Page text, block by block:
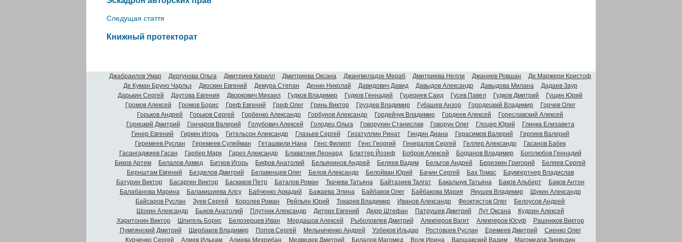
Следущая стаття
Книжный протекторат
Джабраилов Умар Дергунова Ольга Дмитриев Кирилл Дмитриева Оксана Джангвеладзе Мераб Дмитриева Нелли Джаниев Ровшан
Де Маржери Кристоф
Де Куман Бруно Чарльз
Двоскин Евгений Демура Степан Денин Николай Давидович Давид Давыдов Александр Давыдова Милана
Дадаев Заур
Дарькин Сергей
Даутова Евгения Дворкович Михаил Гудков Владимир Гудков Геннадий Гуцериев Саид Гусев Павел Гудков Дмитрий
Гущин Юрий
Громов Алексей
Громов Борис Греф Евгений Греф Олег Гринь Виктор Груздев Владимир Губашев Анзор Городецкий Владимир
Горчев Олег
Горьков Андрей
Горьков Сергей Горбенко Александр Горбунов Александр Гордейчук Владимир Гордеев Алексей
Гореславский Алексей
Горицкий Дмитрий
Гончаров Валерий Голубович Алексей Голодец Ольга Говорухин Станислав Говорун Олег Глоцер Юрий
Глинка Елизавета
Гинер Евгений
Гиркин Игорь Гительсон Александр Глазьев Сергей Гизатуллин Ринат Гиндин Диана Герасимов Валерий
Гергиев Валерий
Геремеев Руслан
Геремеев Сулейман Геташвили Нана Генс Филипп Генс Георгий Генералов Сергей Геллер Александр
Гасанов Бабек
Гасангаджиев Гасан
Гарбер Марк Гарез Александр Блаватник Леонард Блаттер Йозеф Бобров Алексей Богданов Владимир
Боголюбов Геннадий
Биков Артем
Билалов Ахмед Битков Игорь Бифов Анатолий Бельянинов Андрей Беляев Вадим Бельтов Андрей Березкин Григорий
Беляев Сергей
Бернштам Евгений
Безделов Дмитрий Белавенцев Олег Белов Александр Белойван Юрий Бачин Сергей Бах Томас
Баумгертнер Владислав
Батурин Виктор
Басаргин Виктор Баскаков Петр Баталов Роман Ткачева Татьяна Байтазиев Талгат Бакальчук Татьяна Баков Альберт
Баков Антон
Балабанова Марина
Балакишиева Алсу Бабченко Аркадий Бажаева Элина Байбаков Олег Байбакова Мария Якушев Владимир
Щукин Александр
Байсаров Руслан
Зуев Сергей Королев Роман Рейльян Юрий Токарев Владимир Иванов Александр Феоктистов Олег
Белоусов Андрей
Шохин Александр
Быков Анатолий Плутник Александр Дитрих Евгений Дюрр Штефан Патрушев Дмитрий Лут Оксана
Кудрин Алексей
Харитонин Виктор
Шпигель Борис Белозерцев Иван Мордашов Алексей Рыболовлев Дмитрий Алекперов Вагит Алекперов Юсуф
Рашников Виктор
Пумпянский Дмитрий
Щербаков Владимир Попов Сергей Мельниченко Андрей Узбеков Ильдар Ростовцев Руслан Еремеев Дмитрий
Сиенко Олег
Курченко Сергей
Алиев Ильхам Алиева Мехрибан Медведев Дмитрий Билалов Магомед Волк Ирина Варшавский Вадим Магомедов Зиявудин